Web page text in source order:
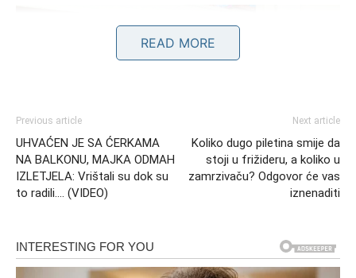
Kao vjetar kroz prste
READ MORE
Previous article
UHVAĆEN JE SA ĆERKAMA
NA BALKONU, MAJKA ODMAH
IZLETJELA: Vrištali su dok su
to radili…. (VIDEO)
Next article
Koliko dugo piletina smije da
stoji u frižideru, a koliko u
zamrzivaču? Odgovor će vas
iznenaditi